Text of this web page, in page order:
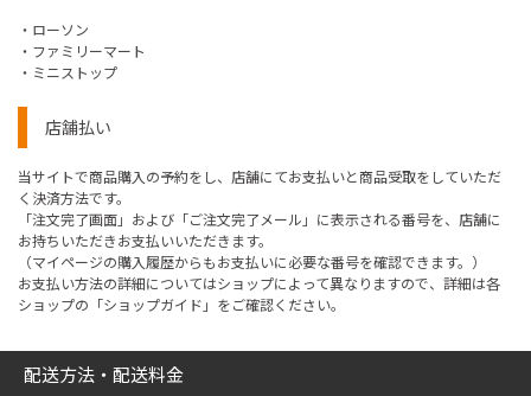
・ローソン
・ファミリーマート
・ミニストップ
店舗払い
当サイトで商品購入の予約をし、店舗にてお支払いと商品受取をしていただ
く決済方法です。
「注文完了画面」および「ご注文完了メール」に表示される番号を、店舗に
お持ちいただきお支払いいただきます。
（マイページの購入履歴からもお支払いに必要な番号を確認できます。）
お支払い方法の詳細についてはショップによって異なりますので、詳細は各
ショップの「ショップガイド」をご確認ください。
配送方法・配送料金